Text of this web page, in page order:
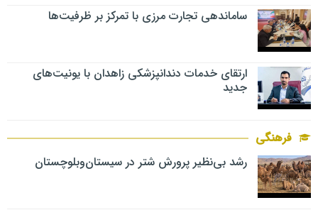
ساماندهی تجارت مرزی با تمرکز بر ظرفیت‌ها
ارتقای خدمات دندانپزشکی زاهدان با یونیت‌های
جدید
فرهنگی
رشد بی‌نظیر پرورش شتر در سیستان‌وبلوچستان